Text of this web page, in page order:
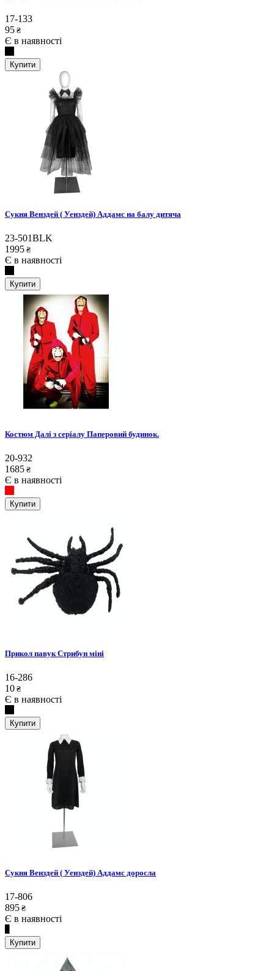
17-133
95 ₴
Є в наявності
Купити
Сукня Венздей ( Уенздей) Аддамс на балу дитяча
23-501BLK
1995 ₴
Є в наявності
Купити
Костюм Далі з серіалу Паперовий будинок.
20-932
1685 ₴
Є в наявності
Купити
Прикол павук Стрибун міні
16-286
10 ₴
Є в наявності
Купити
Сукня Венздей ( Уенздей) Аддамс доросла
17-806
895 ₴
Є в наявності
Купити